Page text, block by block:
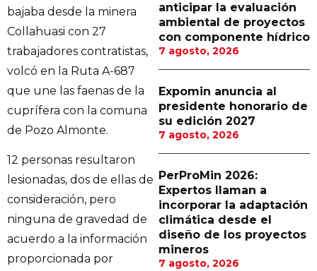
Siguenos
bajaba desde la minera
Collahuasi con 27
trabajadores contratistas,
volcó en la Ruta A-687
que une las faenas de la
cuprífera con la comuna
de Pozo Almonte.
12 personas resultaron
lesionadas, dos de ellas de
consideración, pero
ninguna de gravedad de
acuerdo a la información
proporcionada por
anticipar la evaluación
ambiental de proyectos
con componente hídrico
7 agosto, 2026
Expomin anuncia al
presidente honorario de
su edición 2027
7 agosto, 2026
PerProMin 2026:
Expertos llaman a
incorporar la adaptación
climática desde el
diseño de los proyectos
mineros
7 agosto, 2026